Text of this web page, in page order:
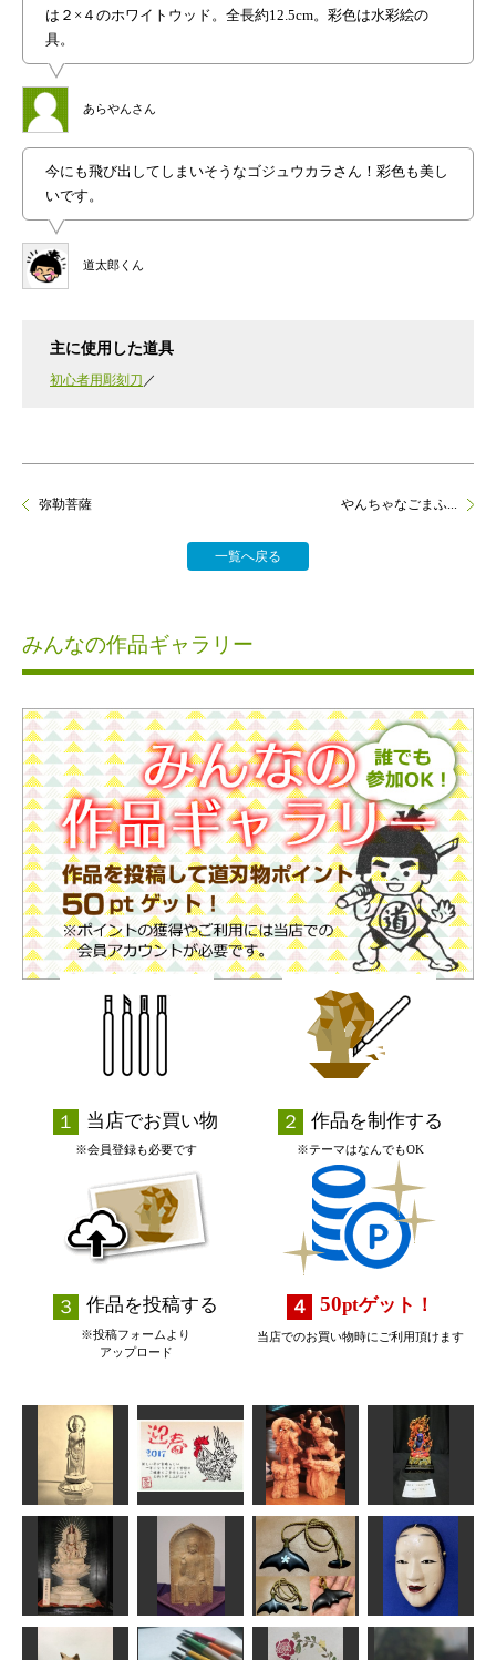
あらやんさん
は２×４のホワイトウッド。全長約12.5cm。彩色は水彩絵の
具。
道太郎くん
今にも飛び出してしまいそうなゴジュウカラさん！彩色も美し
いです。
主に使用した道具
初心者用彫刻刀
弥勒菩薩
一覧へ戻る
やんちゃなごまふ...
みんなの作品ギャラリー
当店でお買い物
※会員登録も必要です
作品を制作する
※テーマはなんでもOK
作品を投稿する
※投稿フォームより
アップロード
50ptゲット！
当店でのお買い物時にご利用頂けます
聖観音菩薩立
像
春彫
平成29年年賀
状
道工房
風神雷神
sigesama
不動明王坐像
ja34f810